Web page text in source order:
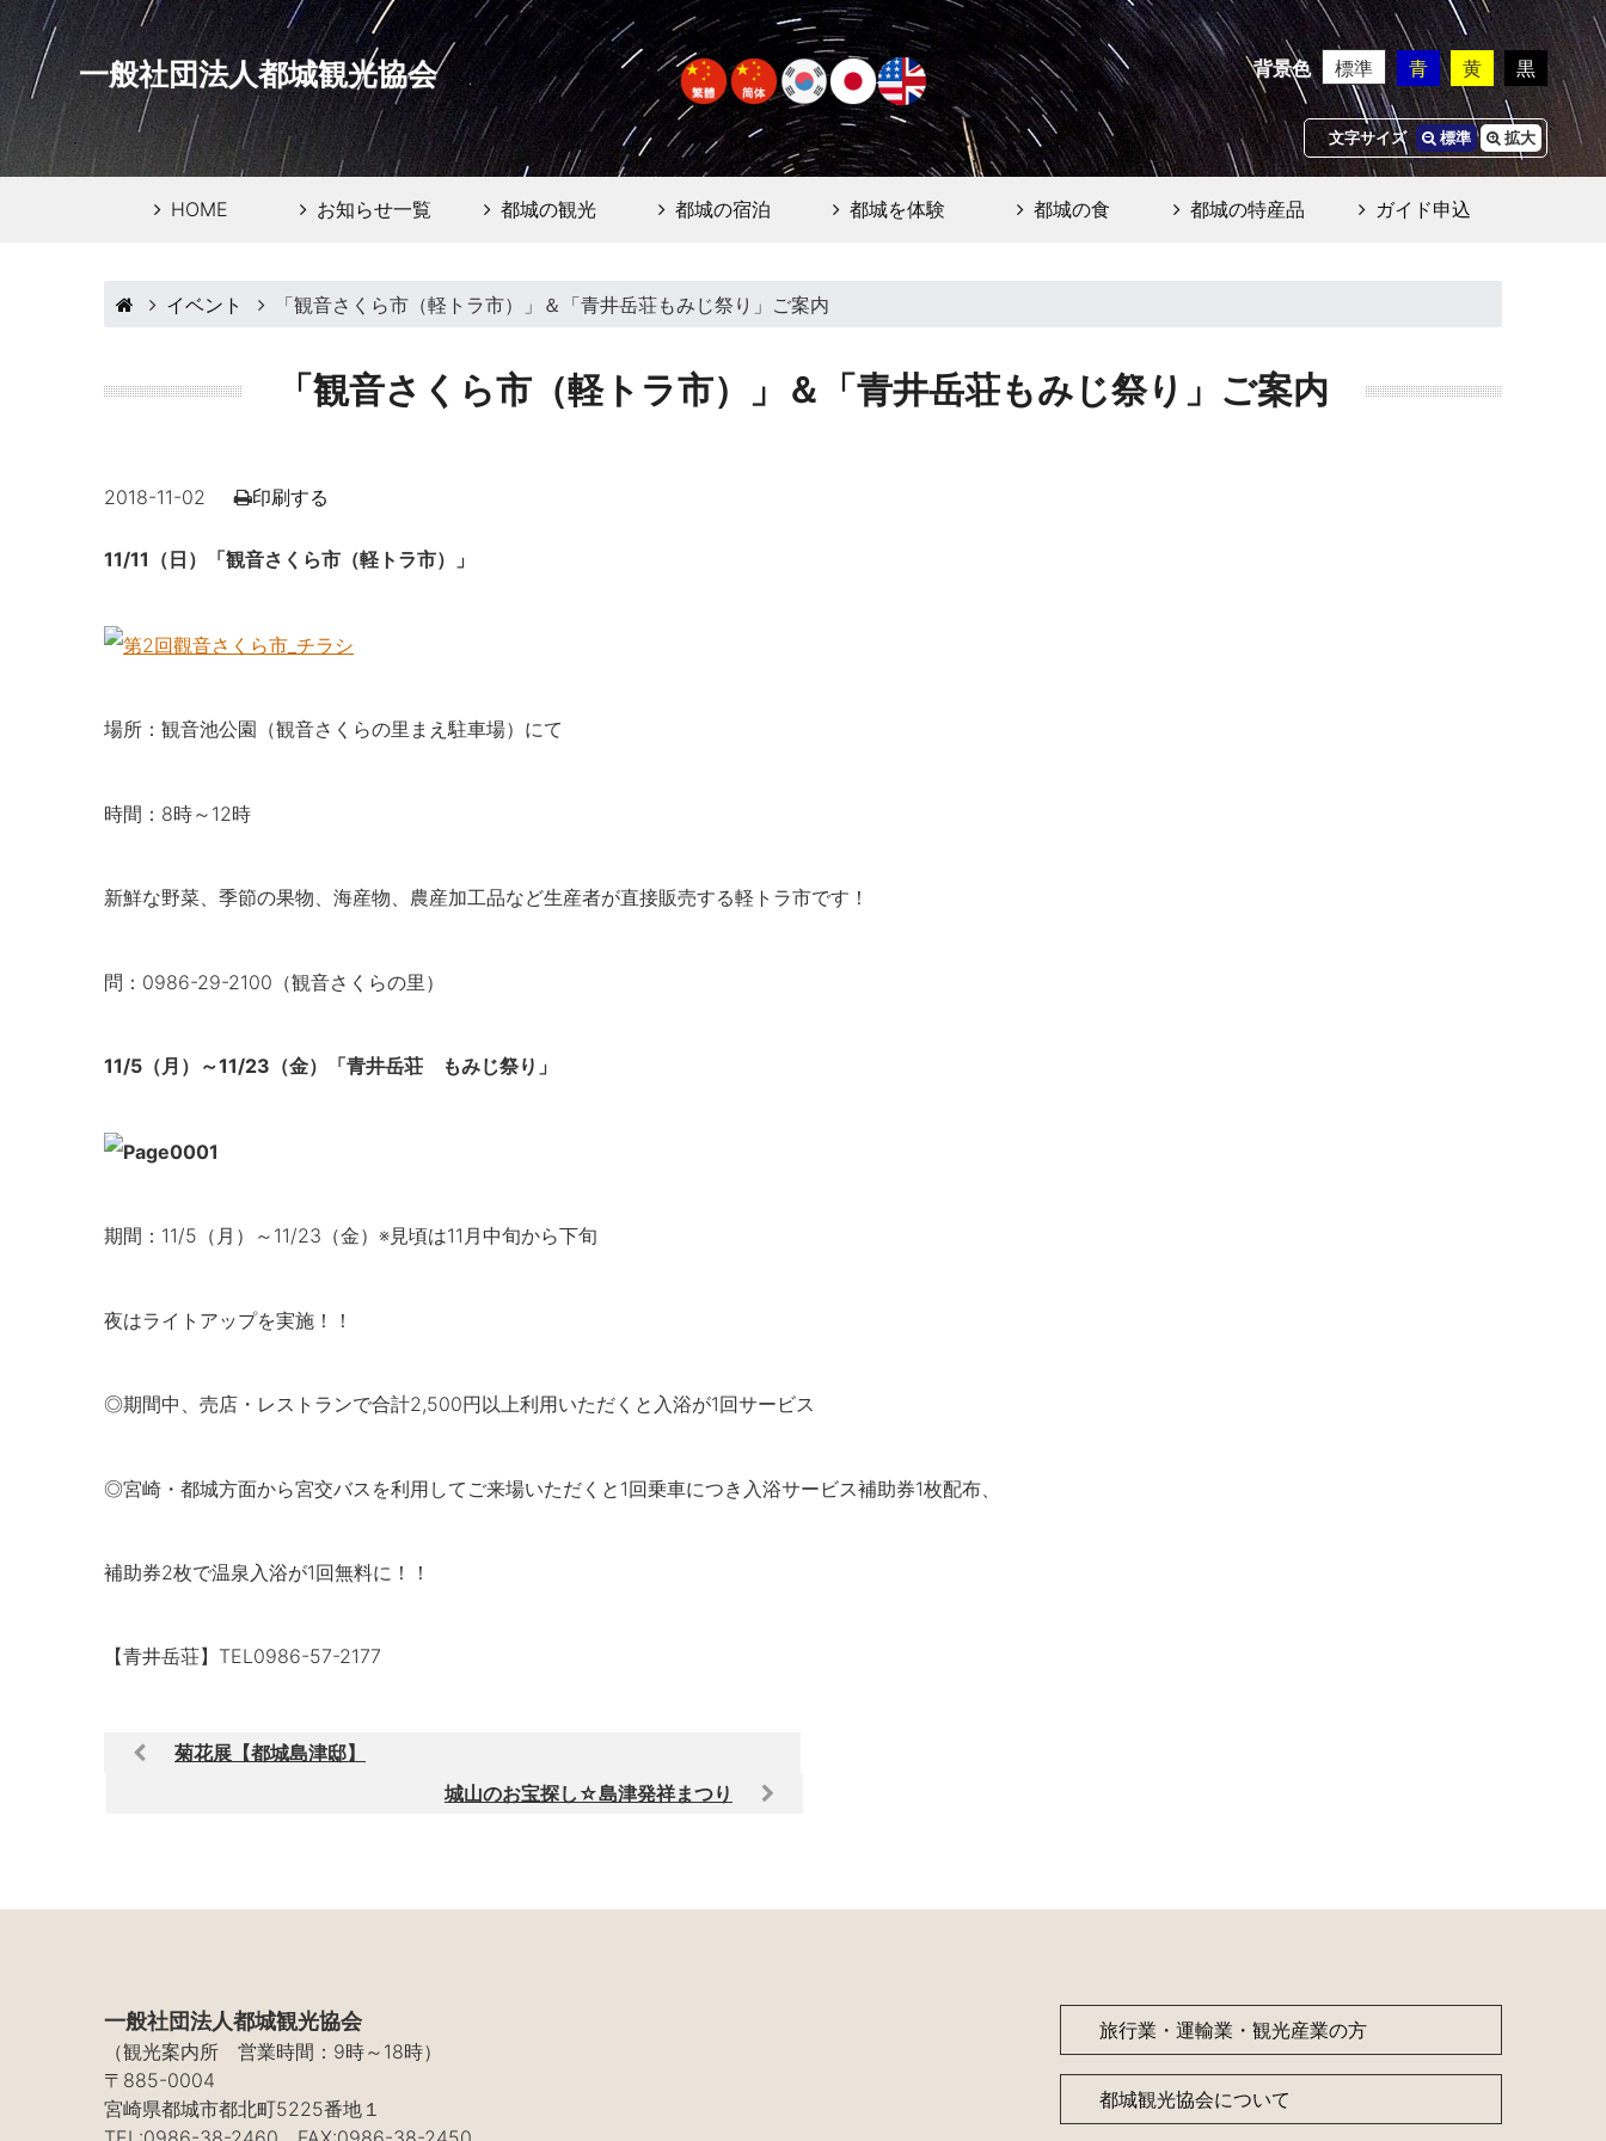
一般社団法人都城観光協会 背景色 標準 青 黄 黒
文字サイズ 標準 拡大
HOME お知らせ一覧 都城の観光 都城の宿泊 都城を体験 都城の食 都城の特産品 ガイド申込
イベント 「観音さくら市（軽トラ市）」＆「青井岳荘もみじ祭り」ご案内
「観音さくら市（軽トラ市）」＆「青井岳荘もみじ祭り」ご案内
2018-11-02 印刷する
11/11（日）「観音さくら市（軽トラ市）」
場所：観音池公園（観音さくらの里まえ駐車場）にて
時間：8時～12時
新鮮な野菜、季節の果物、海産物​、農産加工品など生産者が直接販​売する軽トラ市です！
問：0986-29-2100（​観音さくらの里）
11/5（月）～11/23（金）「青井岳荘 もみじ祭り」
期間：11/5（月）～11/23（金）※見頃は11月中旬から下旬
夜はライトアップを実施！！
◎期間中、売店・レストランで合計2,500円以上利用いただくと入浴が1回サービス
◎宮崎・都城方面から宮交バスを利用してご来場いただくと1回乗車につき入浴サービス補助券1枚配布、
補助券2枚で温泉入浴が1回無料に！！
【青井岳荘】TEL0986-57-2177
菊花展【都城島津邸】
城山のお宝探し☆島津発祥まつり
一般社団法人都城観光協会
（観光案内所 営業時間：9時～18時）
〒885-0004
宮崎県都城市都北町5225番地１
旅行業・運輸業・観光産業の方
都城観光協会について